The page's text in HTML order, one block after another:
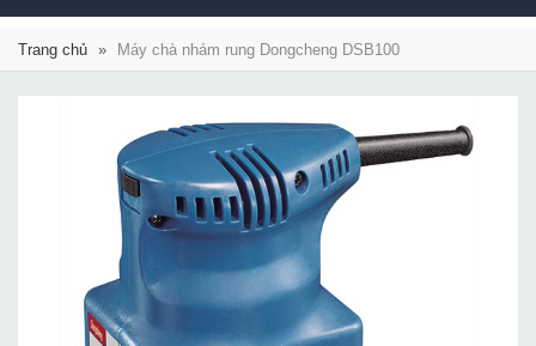
NAVIGATION
Trang chủ » Máy chà nhám rung Dongcheng DSB100